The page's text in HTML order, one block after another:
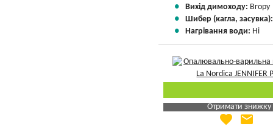
Вихід димоходу: Вгору
Шибер (кагла,
Нагрівання води: Ні
Отримати знижку
Яка Ваша ціна
favorite email